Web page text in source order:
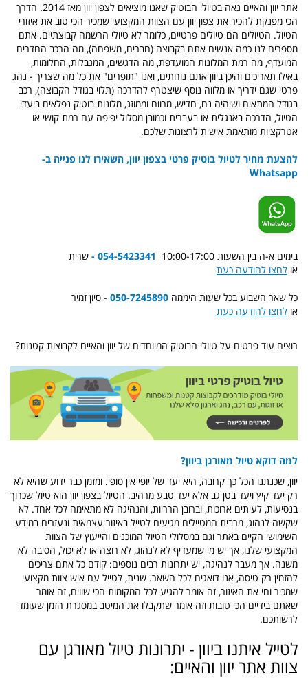
אתר יוון והאיים גאה בטיולי הבוטיק שאנו מוציאים לצפון יוון מאז 2014. הדרך
הכי מפנקת להכיר את צפון יוון עם הצוות המקצועי שמכיר הכי טוב את איזורי
הטיול. הטיולים הם טיולים פרטיים, כלומר לא טיולי הרשמה קבוצתיים. אתם
מספרים לנו כמה אנשים אתם בקבוצה (חברים, משפחה), מה הרכב החדרים
המועדף, מה רמת המלונות המועדפת, מה הדגשים, המגבלות, החלומות,
באילו תאריכים והיכן ביוון אתם נוחתים, ואנו "תופרים" את כל מה שצריך - נהג
פרטי שגם ידריך או מלווה נוסף שיצטרף להדרכה (תלוי בגודל הקבוצה), רכב
בגודל המתאים ושיהיה נח, חדיש, מרווח וממוזג, מלונות בוטיק נפלאים ביעדי
הטיול, הדרכה באנגלית או בעברית וכמובן מסלול יפיפה עם רמת קושי או
אטרקציות מותאמת אישית לרצונות שלכם.
להצעת מחיר לטיול בוטיק פרטי בצפון יוון, השאירו לנו פנייה ב-
Whatsapp
בימים א-ה בין השעות 10:00-17:00 054-5423341 -
שרית
או לחצו להודעה כעת
כל שאר השבוע בכל שעות היממה 050-7245890 - סיון זמיר
או לחצו להודעה כעת
רוצים עוד פרטים על טיולי הבוטיק המיוחדים של יוון והאיים לקבוצות קטנות?
למה דוקא טיול מאורגן ביוון?
יוון, שכנתנו הכל כך קרובה, היא יעד של יופי אין סופי. ומזמן כבר ידוע שהיא לא
רק יעד קיץ ויעד בטן גב אלא יעד טבע מרהיב. הטיול בצפון יוון הוא טיול שכרוך
בנסיעות, לעיתים ארוכות, וברובן הרריות, והנהיגה לא מתאימה לכל אחד. לא
שקשה לנהוג, מרבית המטיילים מגיעים לטייל באיזור עצמאית ונעזרים במידע
השימושי הקיים באתר וגם במסלולי הטיול המוכנים והייעוץ של הצוות
המקצועי שלנו, אך יש מי שמעדיף לא לנהוג, לא רוצה או לא יכול, הסיבה לא
משנה. אך מעבר לנהיגה, יש יתרונות רבים נוספים: קודם כל אתם צריכים
להזמין רק טיסה, אנו דואגים לכל השאר. שנית, לטייל עם איש צוות מקצועי
שמכיר וחי את האיזור, זה אומר להגיע לכל המקומות הכי שווים, זה אומר
שאתם בידיים הכי טובות וזה אומר שתקבלו את המיטב במסגרת הזמן שעומד
לרשותכם.
לטייל איתנו ביוון - יתרונות טיול מאורגן עם
צוות אתר יוון והאיים: